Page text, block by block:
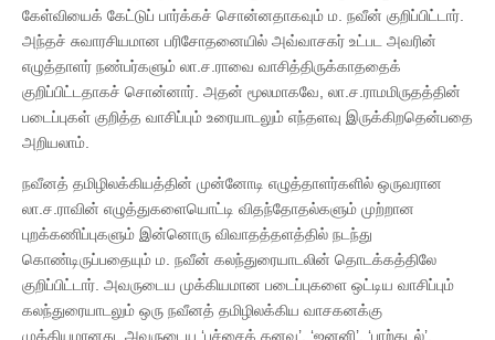
கேள்வியைக் கேட்டுப் பார்க்கச் சொன்னதாகவும் ம. நவீன் குறிப்பிட்டார்.
அந்தச் சுவாரசியமான பரிசோதனையில் அவ்வாசகர் உட்பட அவரின்
எழுத்தாளர் நண்பர்களும் லா.ச.ராவை வாசித்திருக்காததைக்
குறிப்பிட்டதாகச் சொன்னார். அதன் மூலமாகவே, லா.ச.ராமமிருதத்தின்
படைப்புகள் குறித்த வாசிப்பும் உரையாடலும் எந்தளவு இருக்கிறதென்பதை
அறியலாம்.
நவீனத் தமிழிலக்கியத்தின் முன்னோடி எழுத்தாளர்களில் ஒருவரான
லா.ச.ராவின் எழுத்துகளையொட்டி விதந்தோதல்களும் முற்றான
புறக்கணிப்புகளும் இன்னொரு விவாதத்தளத்தில் நடந்து
கொண்டிருப்பதையும் ம. நவீன் கலந்துரையாடலின் தொடக்கத்திலே
குறிப்பிட்டார். அவருடைய முக்கியமான படைப்புகளை ஒட்டிய வாசிப்பும்
கலந்துரையாடலும் ஒரு நவீனத் தமிழிலக்கிய வாசகனக்கு
முக்கியமானது. அவருடைய ‘பச்சைக் கனவு’, ‘ஜனனி’, ‘பாற்கடல்’,